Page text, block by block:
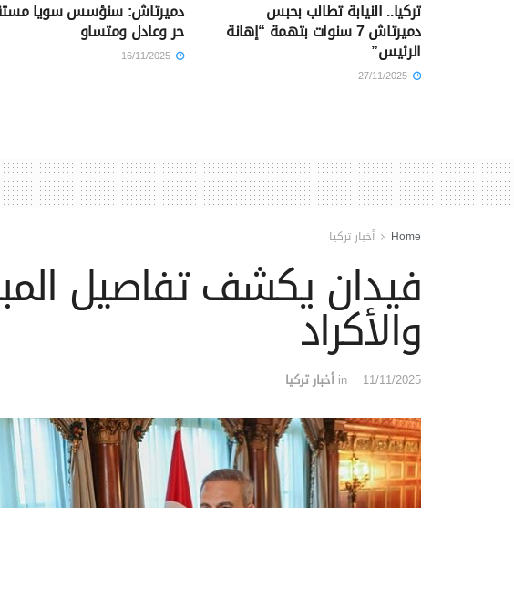
تركيا.. النيابة تطالب بحبس
دميرتاش 7 سنوات بتهمة “إهانة
الرئيس”
دميرتاش: سنؤسس سويا
حر وعادل ومتساو
Home أخبار تركيا
فيدان يكشف تفاصيل
والأكراد
11/11/2025
in أخبار تركيا